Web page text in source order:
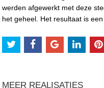
werden afgewerkt met deze
het geheel. Het resultaat is
MEER REALISATIES